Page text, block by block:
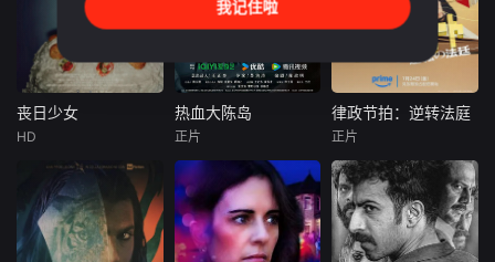
危受命，精英队长
陈梓静（于文文
饰）率队员金凤
（卢靖姗 饰）、齐
燕（蒋璐霞 饰）、
宁宝儿（屈菁菁
“绝密任务”限时1
认可的才华。他们
来自不同的地方，
却有一个共同的愿
望“出人头地”。在
业求职后，他们选
择了逃
超过 1000 天无法
出门。在资源消耗
殆尽与未知神秘威
胁的双重逼迫下，
一家人必须想方设
法联手求生，打破
局。
丧日少女
弗雷德·迈拉麦德
At a Jewish funer
al service with her
丧日少女
HD
热血大陈岛
影片以大陈岛垦荒
历史为创作底色，
在尊重历史真实性
的前提下，以年轻
热血大陈岛
正片
律政节拍：逆转法庭
稻垣吾郎
小雪
患有口吃的新人律
师，与前辈律师及
所长律师一同拾起
律政节拍：逆转法庭
正片
我记住啦